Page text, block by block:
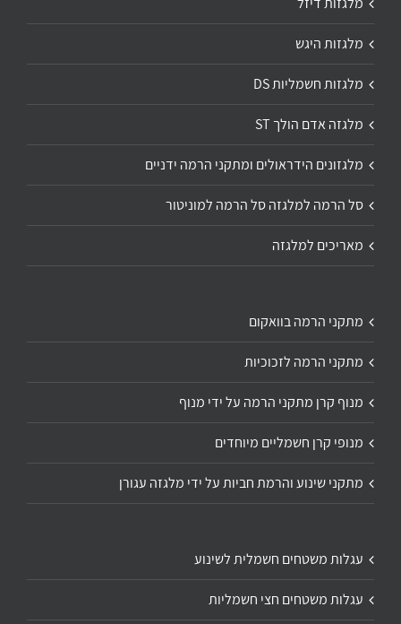
מלגזות היגש
מלגזות חשמליות DS
מלגזה אדם הולך ST
מלגזונים הידראולים ומתקני הרמה ידניים
סל הרמה למלגזה סל הרמה למוניטור
מאריכים למלגזה
מתקני הרמה בוואקום
מתקני הרמה לזכוכיות
מנוף קרן מתקני הרמה על ידי מנוף
מנופי קרן חשמליים מיוחדים
מתקני שינוע והרמת חביות על ידי מלגזה עגורן
עגלות משטחים חשמלית לשינוע
עגלות משטחים חצי חשמליות